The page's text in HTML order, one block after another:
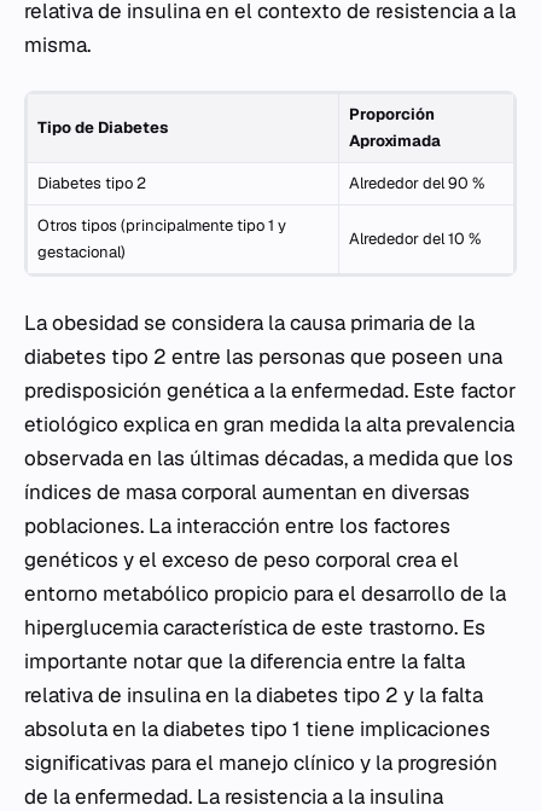
relativa de insulina en el contexto de resistencia a la
misma.
Tipo de Diabetes
Proporción
Aproximada
Diabetes tipo 2 Alrededor del 90 %
Otros tipos (principalmente tipo 1 y
gestacional)
Alrededor del 10 %
La obesidad se considera la causa primaria de la
diabetes tipo 2 entre las personas que poseen una
predisposición genética a la enfermedad. Este factor
etiológico explica en gran medida la alta prevalencia
observada en las últimas décadas, a medida que los
índices de masa corporal aumentan en diversas
poblaciones. La interacción entre los factores
genéticos y el exceso de peso corporal crea el
entorno metabólico propicio para el desarrollo de la
hiperglucemia característica de este trastorno. Es
importante notar que la diferencia entre la falta
relativa de insulina en la diabetes tipo 2 y la falta
absoluta en la diabetes tipo 1 tiene implicaciones
significativas para el manejo clínico y la progresión
de la enfermedad. La resistencia a la insulina